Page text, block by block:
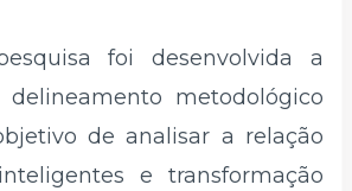
foi desenvolvida a
metodológico
de analisar a relação
e transformação